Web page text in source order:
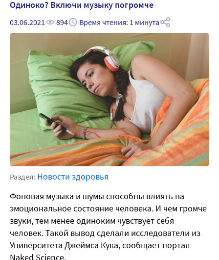
Одиноко? Включи музыку погромче
03.06.2021 894 Время чтения: 1 минута
Раздел: Новости здоровья
Фоновая музыка и шумы способны влиять на
эмоциональное состояние человека. И чем громче
звуки, тем менее одиноким чувствует себя
человек. Такой вывод сделали исследователи из
Университета Джеймса Кука, сообщает портал
Naked Science.